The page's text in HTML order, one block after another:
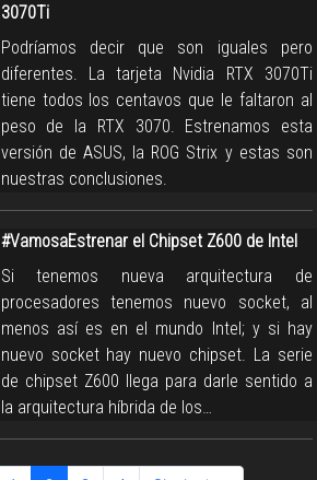
3070Ti
Podríamos decir que son iguales pero
diferentes. La tarjeta Nvidia RTX 3070Ti
tiene todos los centavos que le faltaron al
peso de la RTX 3070. Estrenamos esta
versión de ASUS, la ROG Strix y estas son
nuestras conclusiones.
#VamosaEstrenar el Chipset Z600 de Intel
Si tenemos nueva arquitectura de
procesadores tenemos nuevo socket, al
menos así es en el mundo Intel; y si hay
nuevo socket hay nuevo chipset. La serie
de chipset Z600 llega para darle sentido a
la arquitectura híbrida de los…